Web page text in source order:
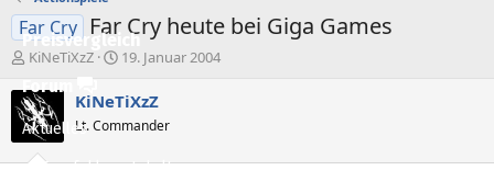
Preisvergleich
Forum
Aktuelles
Far Cry Far Cry heute bei Giga Games
E
r
s
t
e
KiNeTiXzZ
E
s
e
19. Januar 2004
KiNeTiXzZ
Lt. Commander